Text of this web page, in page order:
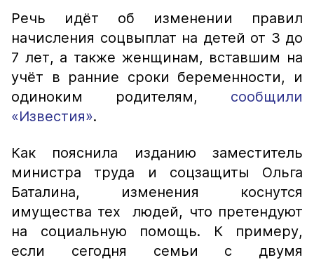
Речь идёт об изменении правил
начисления соцвыплат на детей от 3 до
7 лет, а также женщинам, вставшим на
учёт в ранние сроки беременности, и
одиноким родителям, сообщили
«Известия».
Как пояснила изданию заместитель
министра труда и соцзащиты Ольга
Баталина, изменения коснутся
имущества тех людей, что претендуют
на социальную помощь. К примеру,
если сегодня семьи с двумя